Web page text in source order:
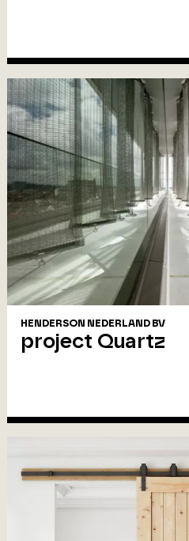
HENDERSON NEDERLAND BV
project Quartz